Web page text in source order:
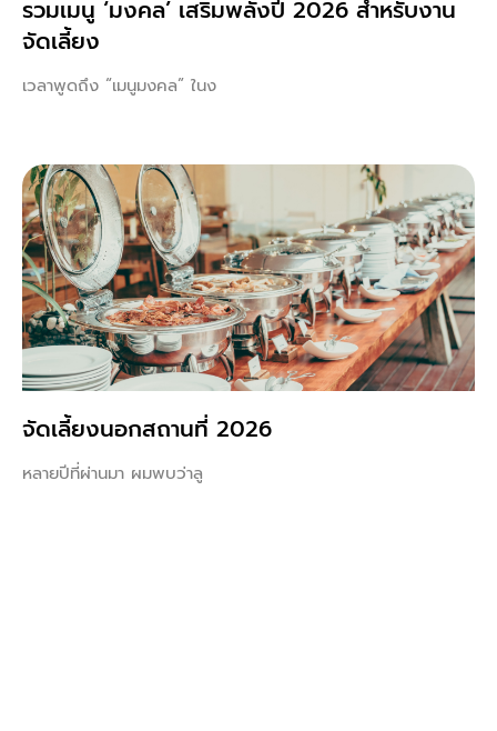
รวมเมนู ‘มงคล’ เสริมพลังปี 2026 สำหรับงาน
จัดเลี้ยง
เวลาพูดถึง “เมนูมงคล” ในง
จัดเลี้ยงนอกสถานที่ 2026
หลายปีที่ผ่านมา ผมพบว่าลู